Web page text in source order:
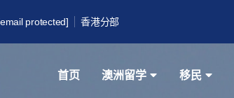
protected] 香港分部
首页 澳洲留学 移民